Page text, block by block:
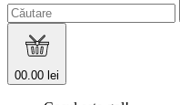
00.00 lei